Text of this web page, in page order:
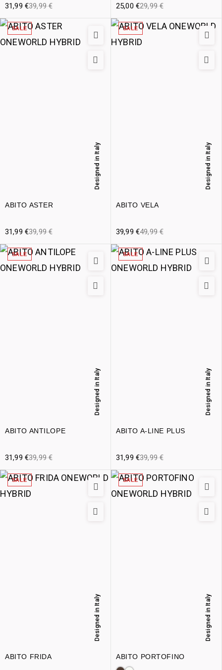
39,99€
31,99 € 29,99€
25,00 €
SALE
ABITO ASTER
Designed in Italy
39,99€
31,99 €
SALE
ABITO VELA
Designed in Italy
49,99€
39,99 €
SALE
ABITO ANTILOPE
Designed in Italy
39,99€
31,99 €
SALE
ABITO A-LINE PLUS
Designed in Italy
39,99€
31,99 €
SALE
ABITO FRIDA
Designed in Italy
SALE
ABITO PORTOFINO
Designed in Italy